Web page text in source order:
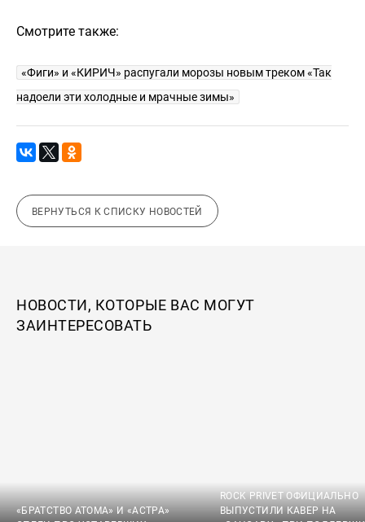
Смотрите также:
«Фиги» и «КИРИЧ» распугали морозы новым треком «Так
надоели эти холодные и мрачные зимы»
ВЕРНУТЬСЯ К СПИСКУ НОВОСТЕЙ
НОВОСТИ, КОТОРЫЕ ВАС МОГУТ
ЗАИНТЕРЕСОВАТЬ
«БРАТСТВО АТОМА» И «АСТРА»
ROCK PRIVET ОФИЦИАЛЬНО
ВЫПУСТИЛИ КАВЕР НА